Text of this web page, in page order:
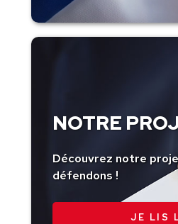
NOTRE
Découvrez notre
défendons !
JE LIS